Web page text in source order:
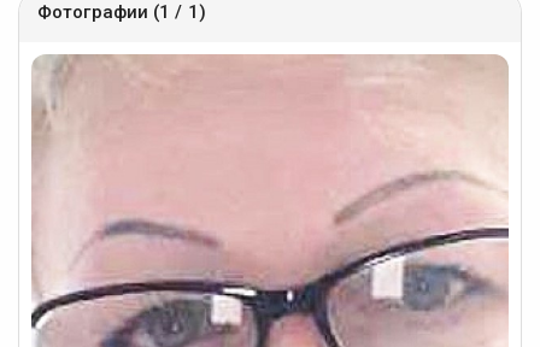
Фотографии (1 / 1)